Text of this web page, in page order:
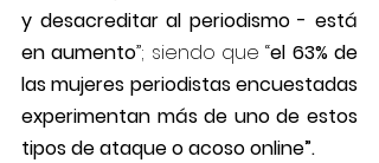
y desacreditar al periodismo - está
en aumento”; siendo que “el 63% de
las mujeres periodistas encuestadas
experimentan más de uno de estos
tipos de ataque o acoso online”.